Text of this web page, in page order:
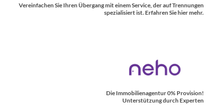
Vereinfachen Sie Ihren Übergang mit einem Service, der auf Trennungen
spezialisiert ist. Erfahren Sie hier mehr.
Die Immobilienagentur 0% Provision!
Unterstützung durch Experten